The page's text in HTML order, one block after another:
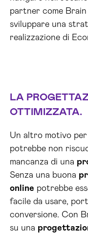
partner come
sviluppare una
realizzazione di
LA
OTTIMIZZATA.
Un altro motivo
potrebbe non
mancanza di una
Senza una buona
online potrebbe
facile da usare,
conversione. Con
su una